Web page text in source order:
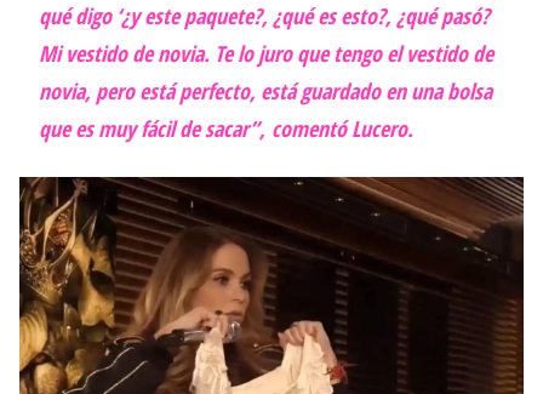
qué digo ‘¿y este paquete?, ¿qué es esto?, ¿qué pasó?
Mi vestido de novia. Te lo juro que tengo el vestido de
novia, pero está perfecto, está guardado en una bolsa
que es muy fácil de sacar”, comentó Lucero.